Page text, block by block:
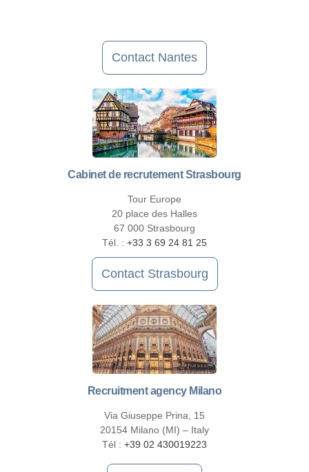
Contact Nantes
Cabinet de recrutement Strasbourg
Tour Europe
20 place des Halles
67 000 Strasbourg
Tél. : +33 3 69 24 81 25
Contact Strasbourg
Recruitment agency Milano
Via Giuseppe Prina, 15
20154 Milano (MI) – Italy
Tél : +39 02 430019223